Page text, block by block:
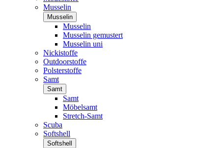
Musselin
Musselin
Musselin
Musselin gemustert
Musselin uni
Nickistoffe
Outdoorstoffe
Polsterstoffe
Samt
Samt
Samt
Möbelsamt
Stretch-Samt
Scuba
Softshell
Softshell